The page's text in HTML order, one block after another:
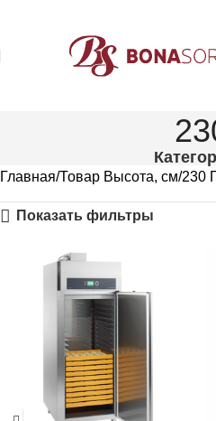
Главная Товар Высота, см 230
Показать фильтры